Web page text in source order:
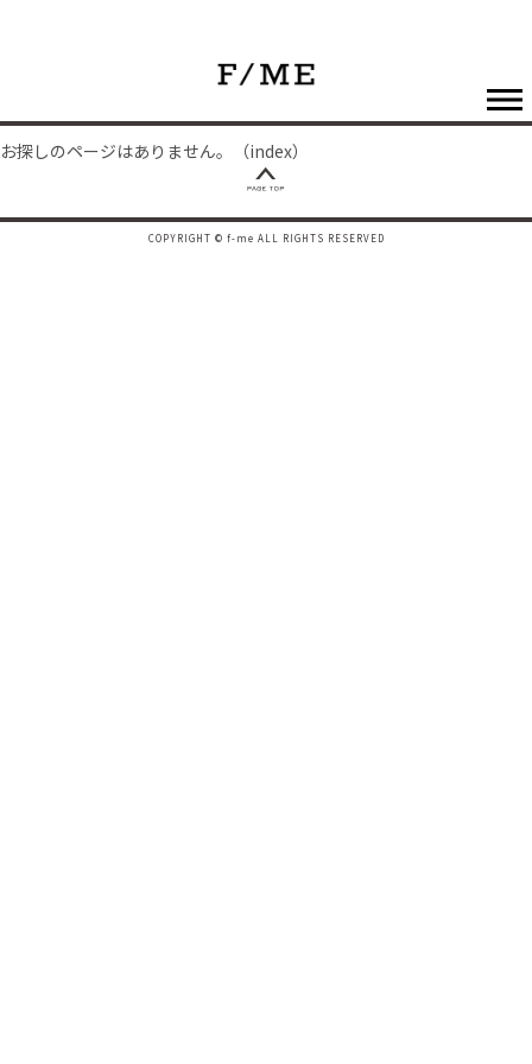
お探しのページはありません。（index）
COPYRIGHT © f-me ALL RIGHTS RESERVED